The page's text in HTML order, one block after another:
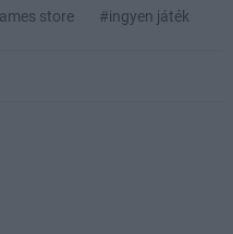
store #ingyen játék